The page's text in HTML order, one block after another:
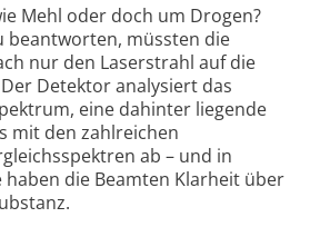
Mehl oder doch um Drogen?
beantworten, müssten die
nur den Laserstrahl auf die
Detektor analysiert das
eine dahinter liegende
mit den zahlreichen
ab – und in
haben die Beamten Klarheit über